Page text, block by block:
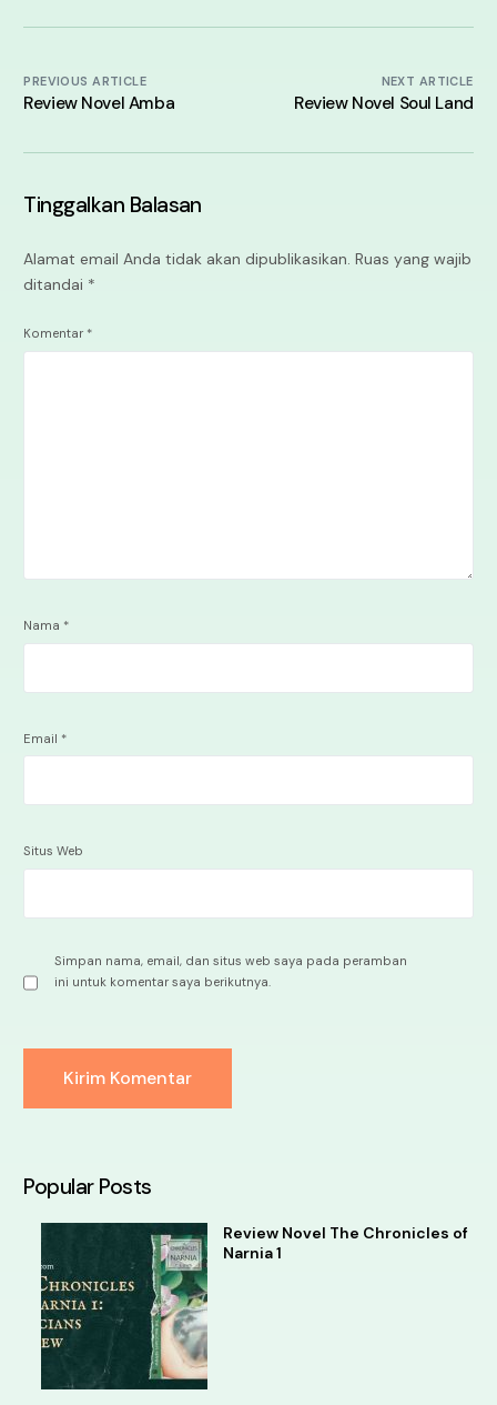
PREVIOUS ARTICLE
Review Novel Amba
NEXT ARTICLE
Review Novel Soul Land
Tinggalkan Balasan
Alamat email Anda tidak akan dipublikasikan. Ruas yang wajib
ditandai *
Komentar *
Nama *
Email *
Situs Web
Simpan nama, email, dan situs web saya pada peramban
ini untuk komentar saya berikutnya.
Popular Posts
Review Novel The Chronicles of
Narnia 1